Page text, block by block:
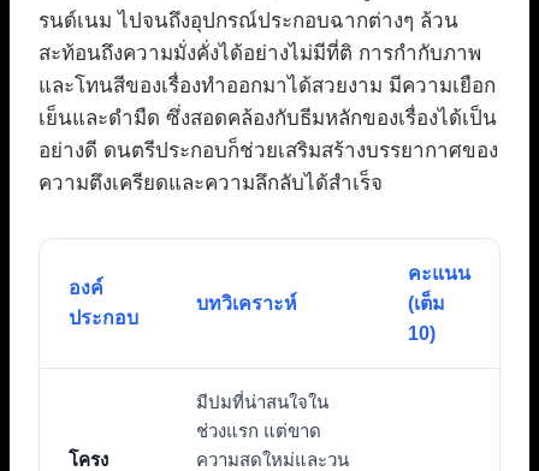
รนด์เนม ไปจนถึงอุปกรณ์ประกอบฉากต่างๆ ล้วน
สะท้อนถึงความมั่งคั่งได้อย่างไม่มีที่ติ การกำกับภาพ
และโทนสีของเรื่องทำออกมาได้สวยงาม มีความเยือก
เย็นและดำมืด ซึ่งสอดคล้องกับธีมหลักของเรื่องได้เป็น
อย่างดี ดนตรีประกอบก็ช่วยเสริมสร้างบรรยากาศของ
ความตึงเครียดและความลึกลับได้สำเร็จ
องค์
ประกอบ
บทวิเคราะห์
คะแนน
(เต็ม
10)
โครง
มีปมที่น่าสนใจใน
ช่วงแรก แต่ขาด
ความสดใหม่และวน